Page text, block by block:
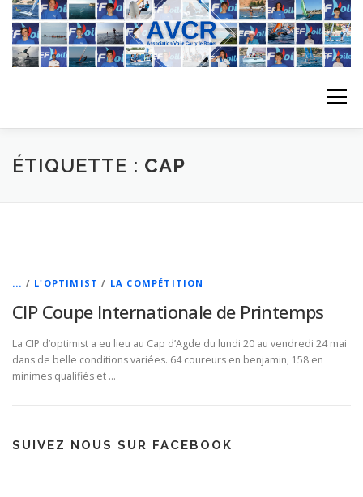
Aller
contenu
Menu
ACCUEIL L’ASSOCIATION
REGATES ALBUMS PHOTO
PLANNING DES COURS REVUES DE PRESSE
ÉTIQUETTE : CAP
... / L'OPTIMIST / LA COMPÉTITION
CIP Coupe Internationale de Printemps
La CIP d’optimist a eu lieu au Cap d’Agde du lundi 20 au vendredi 24 mai
dans de belle conditions variées. 64 coureurs en benjamin, 158 en
minimes qualifiés et …
SUIVEZ NOUS SUR FACEBOOK